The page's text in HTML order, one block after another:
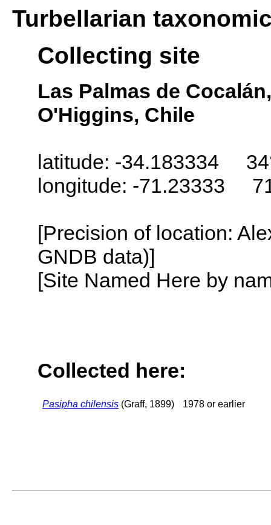
Turbellarian
Collecting site
Las Palmas de
O'Higgins, Chile
latitude: -34.183334
longitude: -71.23333
[Precision of location:
GNDB data)]
[Site Named Here by
Collected here:
Pasipha chilensis (Graff, 1899) 1978 or earlier